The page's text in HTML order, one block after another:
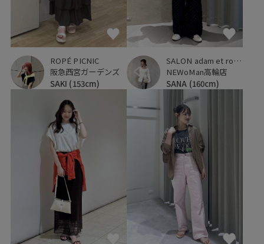
ROPÉ PICNIC
阪急西宮ガーデンズ
SAKI (153cm)
SALON adam et ropé
NEWoMan高輪店
SANA (160cm)